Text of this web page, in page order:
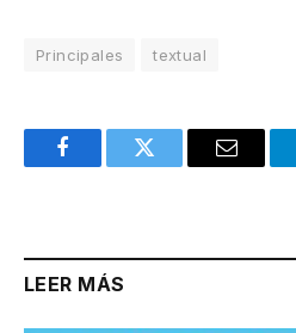
Principales textual
FacebookTwitter Email
LEER MÁS